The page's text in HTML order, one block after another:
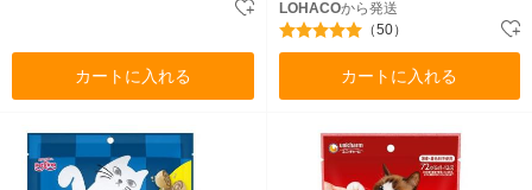
カートに入れる
LOHACOから発送
（50）
カートに入れる